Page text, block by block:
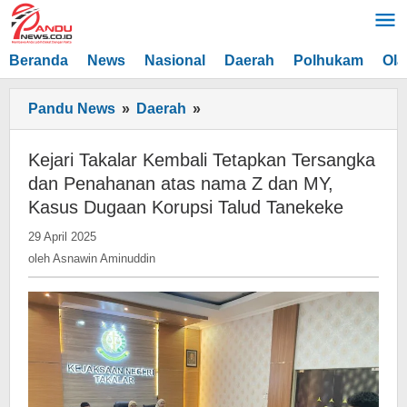
Lewati
ke
konten
Beranda News Nasional Daerah Polhukam
Pandu News » Daerah »
Takalar
Kembali
Tetapkan
Tersangka
dan
nama
Z
dan
MY,
Dugaan
Kejari Takalar Kembali Tetapkan Tersangka
dan Penahanan atas nama Z dan MY,
Kasus Dugaan Korupsi Talud Tanekeke
29 April 2025
Asnawin
oleh Asnawin Aminuddin